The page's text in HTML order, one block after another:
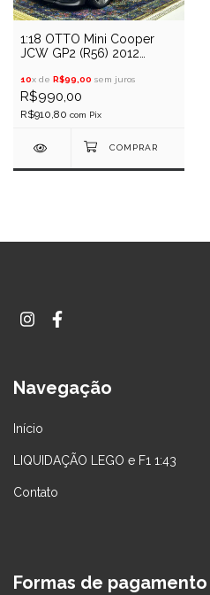
1:18 OTTO Mini Cooper
JCW GP2 (R56) 2012
10x de R$99,00 sem juros
R$990,00
R$910,80 com Pix
Navegação
Início
LIQUIDAÇÃO LEGO e F1 1:43
Contato
Formas de pagamento